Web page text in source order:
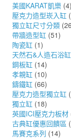
美國KARAT凱樂 (4)
壓克力造型崁入缸
獨立缸尺寸分類
帶牆造型缸 (51)
陶瓷缸 (1)
天然石&人造石浴缸
鋼板缸 (14)
孝親缸 (10)
鑄鐵缸 (66)
壓克力造型獨立缸
獨立缸 (18)
英國ICI壓克力板材
古典缸優惠回饋區
馬賽克系列 (14)